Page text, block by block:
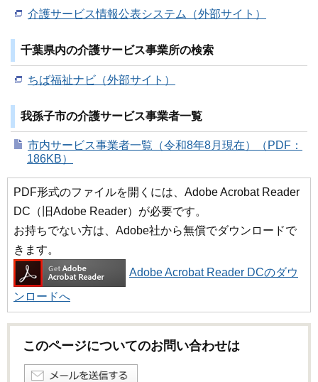
介護サービス情報公表システム（外部サイト）
千葉県内の介護サービス事業所の検索
ちば福祉ナビ（外部サイト）
我孫子市の介護サービス事業者一覧
市内サービス事業者一覧（令和8年8月現在）（PDF：
186KB）
PDF形式のファイルを開くには、Adobe Acrobat Reader
DC（旧Adobe Reader）が必要です。
お持ちでない方は、Adobe社から無償でダウンロードで
きます。
Adobe Acrobat Reader DCのダウ
ンロードへ
このページについてのお問い合わせは